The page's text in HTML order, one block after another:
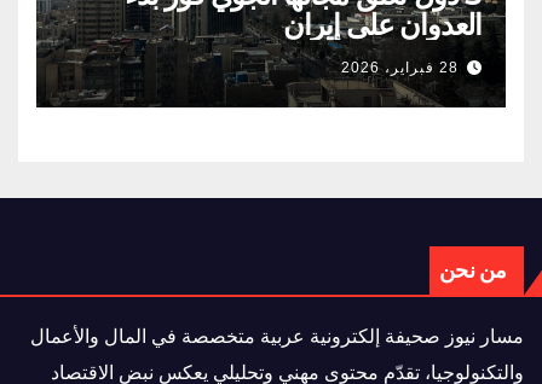
العدوان على إيران
28 فبراير، 2026
من نحن
مسار نيوز صحيفة إلكترونية عربية متخصصة في المال والأعمال
والتكنولوجيا، تقدّم محتوى مهني وتحليلي يعكس نبض الاقتصاد